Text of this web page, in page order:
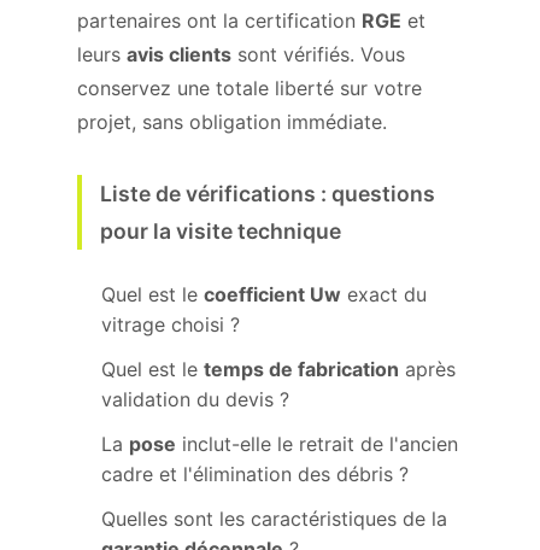
partenaires ont la certification RGE et
leurs avis clients sont vérifiés. Vous
conservez une totale liberté sur votre
projet, sans obligation immédiate.
Liste de vérifications : questions
pour la visite technique
Quel est le coefficient Uw exact du
vitrage choisi ?
Quel est le temps de fabrication après
validation du devis ?
La pose inclut-elle le retrait de l'ancien
cadre et l'élimination des débris ?
Quelles sont les caractéristiques de la